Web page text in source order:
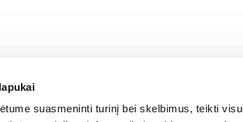
suasmeninti turinį bei skelbimus, teikti